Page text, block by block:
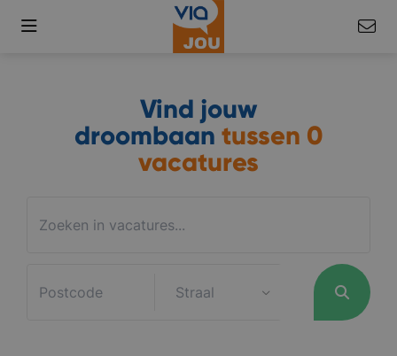
Vind jouw
droombaan tussen 0
vacatures